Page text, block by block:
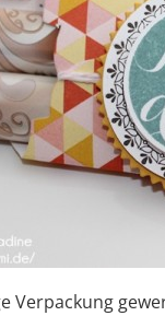
Verpackung